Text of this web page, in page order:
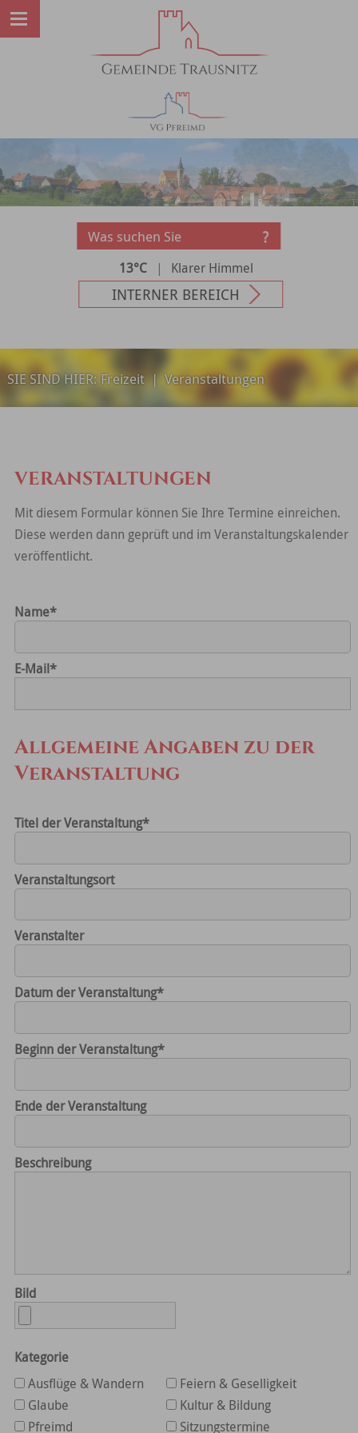
13°C | Klarer Himmel
INTERNER BEREICH
SIE SIND HIER:Freizeit| Veranstaltungen
VERANSTALTUNGEN
Mit diesem Formular können Sie Ihre Termine einreichen.
Diese werden dann geprüft und im Veranstaltungskalender
veröffentlicht.
Name*
E-Mail*
Allgemeine Angaben zu der
Veranstaltung
Titel der Veranstaltung*
Veranstaltungsort
Veranstalter
Datum der Veranstaltung*
Beginn der Veranstaltung*
Ende der Veranstaltung
Beschreibung
Bild
Kategorie
Ausflüge & Wandern
Feiern & Geselligkeit
Glaube
Kultur & Bildung
Pfreimd
Sitzungstermine